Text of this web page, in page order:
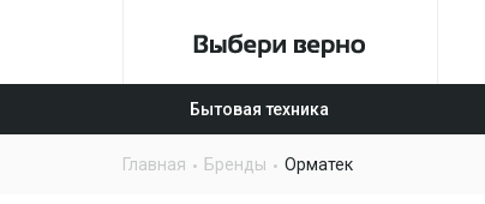
Бытовая техника
Главная Бренды Орматек